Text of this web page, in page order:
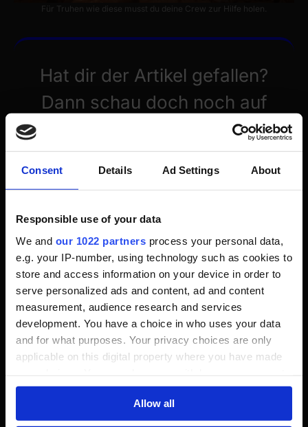
Consent Details Ad Settings About
Responsible use of your data
We and our 1022 partners process your personal data,
e.g. your IP-number, using technology such as cookies to
store and access information on your device in order to
serve personalized ads and content, ad and content
measurement, audience research and services
development. You have a choice in who uses your data
and for what purposes. Your privacy choices are only
applicable on this digital property where you have made
any time from the Cookie Declaration or by clicking on
Allow all
Für Truhen wie diese musst du deine Crew zur Hilfe holen.
Hat dir der Artikel gefallen?
Dann schau doch noch auf
der
Assassin’s Creed Valhalla
Seitevorbei. Dort findest du
weitere Artikel, die dir gefallen
Autoren